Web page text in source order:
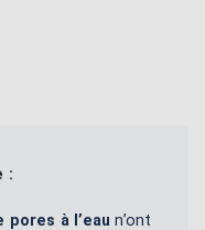
:
pores à l’eau n’ont